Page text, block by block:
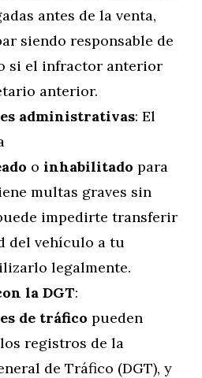
antes de la venta,
siendo responsable de
si el infractor anterior
anterior.
administrativas: El
o inhabilitado para
multas graves sin
impedirte transferir
del vehículo a tu
legalmente.
la DGT:
de tráfico pueden
registros de la
de Tráfico (DGT), y